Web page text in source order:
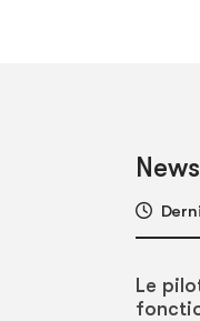
News
Le